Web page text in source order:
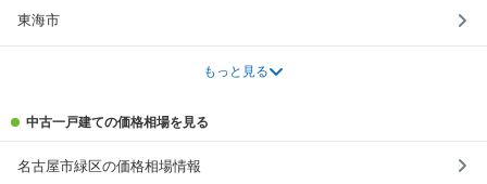
東海市
もっと見る
中古一戸建ての価格相場を見る
名古屋市緑区の価格相場情報